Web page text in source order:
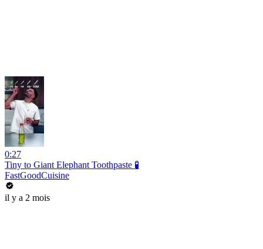
0:27
Tiny to Giant Elephant Toothpaste 🧪
FastGoodCuisine
il y a 2 mois